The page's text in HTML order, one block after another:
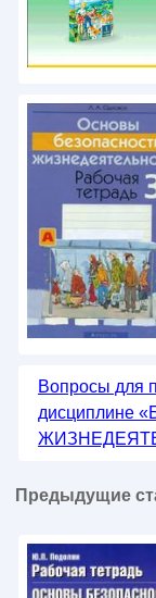
Вопросы для
дисциплине
Предыдущие